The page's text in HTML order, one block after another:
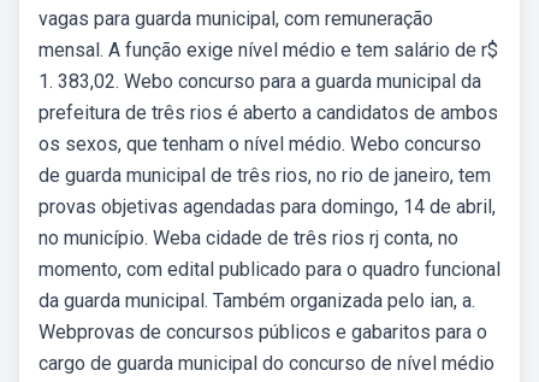
vagas para guarda municipal, com remuneração
mensal. A função exige nível médio e tem salário de r$
1. 383,02. Webo concurso para a guarda municipal da
prefeitura de três rios é aberto a candidatos de ambos
os sexos, que tenham o nível médio. Webo concurso
de guarda municipal de três rios, no rio de janeiro, tem
provas objetivas agendadas para domingo, 14 de abril,
no município. Weba cidade de três rios rj conta, no
momento, com edital publicado para o quadro funcional
da guarda municipal. Também organizada pelo ian, a.
Webprovas de concursos públicos e gabaritos para o
cargo de guarda municipal do concurso de nível médio